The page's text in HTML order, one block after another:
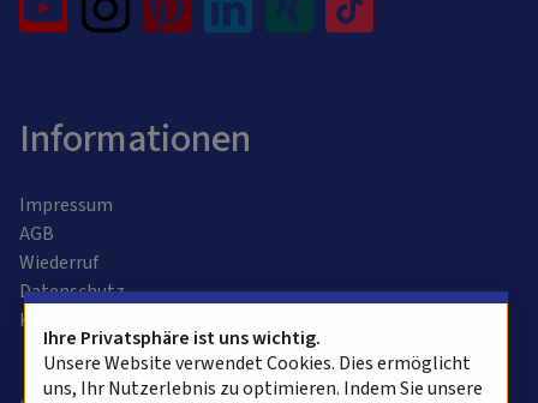
Informationen
Impressum
AGB
Wiederruf
Datenschutz
Kontaktformular
Ihre Privatsphäre ist uns wichtig.
Unsere Website verwendet Cookies. Dies ermöglicht
uns, Ihr Nutzerlebnis zu optimieren. Indem Sie unsere